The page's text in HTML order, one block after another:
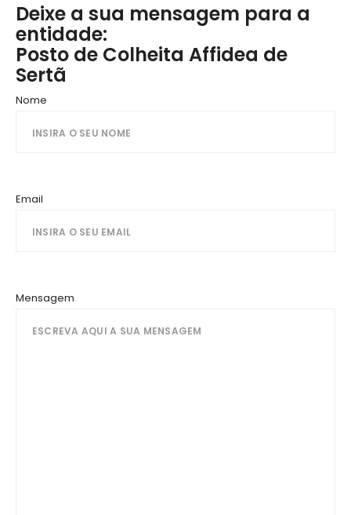
Deixe a sua mensagem para a
entidade:
Posto de Colheita Affidea de
Sertã
Nome
Email
Mensagem